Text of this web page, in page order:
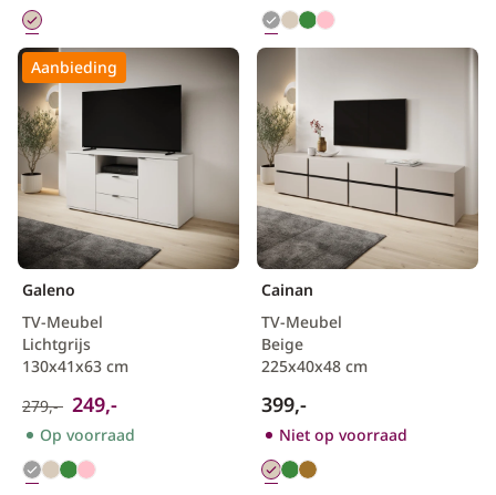
Aanbieding
Galeno
TV-Meubel
Lichtgrijs
130x41x63 cm
279,- 249,-
Op voorraad
Cainan
TV-Meubel
Beige
225x40x48 cm
399,-
Niet op voorraad